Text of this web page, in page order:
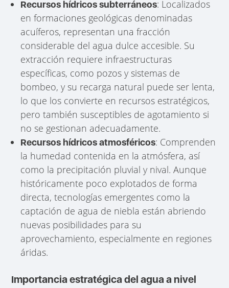
Recursos hídricos subterráneos: Localizados
en formaciones geológicas denominadas
acuíferos, representan una fracción
considerable del agua dulce accesible. Su
extracción requiere infraestructuras
específicas, como pozos y sistemas de
bombeo, y su recarga natural puede ser lenta,
lo que los convierte en recursos estratégicos,
pero también susceptibles de agotamiento si
no se gestionan adecuadamente.
Recursos hídricos atmosféricos: Comprenden
la humedad contenida en la atmósfera, así
como la precipitación pluvial y nival. Aunque
históricamente poco explotados de forma
directa, tecnologías emergentes como la
captación de agua de niebla están abriendo
nuevas posibilidades para su
aprovechamiento, especialmente en regiones
áridas.
Importancia estratégica del agua a nivel